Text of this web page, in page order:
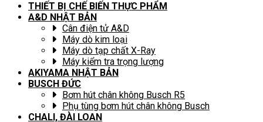
THIẾT BỊ CHẾ BIẾN THỰC PHẨM
A&D NHẬT BẢN
Cân điện tử A&D
Máy dò kim loại
Máy dò tạp chất X-Ray
Máy kiểm tra trọng lượng
AKIYAMA NHẬT BẢN
BUSCH ĐỨC
Bơm hút chân không Busch R5
Phụ tùng bơm hút chân không Busch
CHALI, ĐÀI LOAN